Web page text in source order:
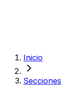
Inicio
Secciones